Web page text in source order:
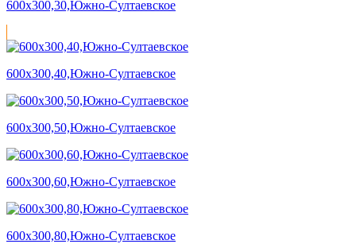
600х300,30,Южно-Султаевское
600х300,40,Южно-Султаевское
600х300,50,Южно-Султаевское
600х300,60,Южно-Султаевское
600х300,80,Южно-Султаевское